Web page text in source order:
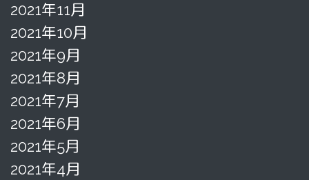
2021年11月
2021年10月
2021年9月
2021年8月
2021年7月
2021年6月
2021年5月
2021年4月